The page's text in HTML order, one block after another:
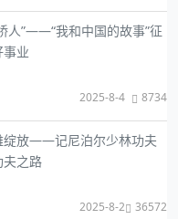
人”——“我和中国的故事”征
业
2025-8-4 8734
绽放——记尼泊尔少林功夫
夫之路
2025-8-2 36572